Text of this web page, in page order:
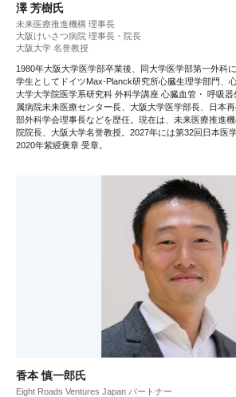
澤 芳樹氏
未来医療推進機構 理事長
大阪けいさつ病院 理事長・院長
大阪大学 名誉教授
1980年大阪大学医学部卒業後、同大学医学部第一外科
学生としてドイツMax-Planck研究所心臓生理学部門、
大学大学院医学系研究科 外科学講座 心臓血管・ 呼吸
属病院未来医療センター長、大阪大学医学部長、日本
部外科学会理事長などを歴任。現在は、未来医療推進
院院長、大阪大学名誉教授。2027年には第32回日本医
2020年紫綬褒章 受章。
香本 慎一郎氏
Eight Roads Ventures Japan パートナー